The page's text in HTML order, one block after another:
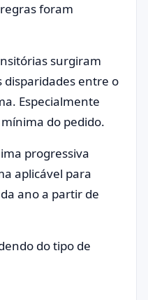
foram
surgiram
disparidades entre o
Especialmente
do pedido.
progressiva
aplicável para
ano a partir de
do tipo de